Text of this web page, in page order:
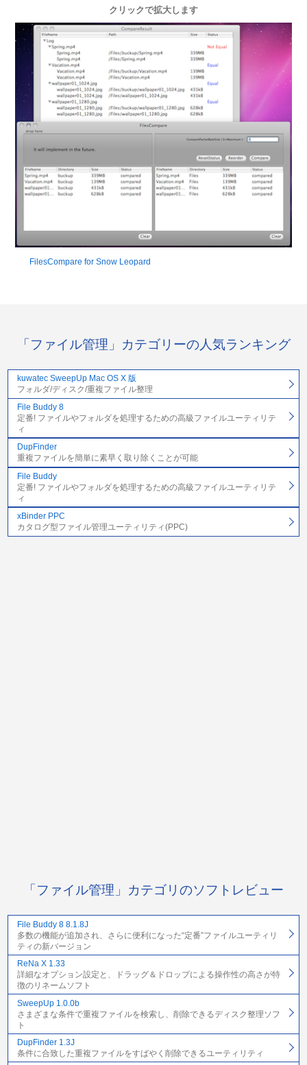
クリックで拡大します
FilesCompare for Snow Leopard
「ファイル管理」カテゴリーの人気ランキング
kuwatec SweepUp Mac OS X 版
フォルダ/ディスク/重複ファイル整理
File Buddy 8
定番! ファイルやフォルダを処理するための高級ファイルユーティリテ
ィ
DupFinder
重複ファイルを簡単に素早く取り除くことが可能
File Buddy
定番! ファイルやフォルダを処理するための高級ファイルユーティリテ
ィ
xBinder PPC
カタログ型ファイル管理ユーティリティ(PPC)
「ファイル管理」カテゴリのソフトレビュー
File Buddy 8 8.1.8J
多数の機能が追加され、さらに便利になった“定番”ファイルユーティリ
ティの新バージョン
ReNa X 1.33
詳細なオプション設定と、ドラッグ＆ドロップによる操作性の高さが特
徴のリネームソフト
SweepUp 1.0.0b
さまざまな条件で重複ファイルを検索し、削除できるディスク整理ソフ
ト
DupFinder 1.3J
条件に合致した重複ファイルをすばやく削除できるユーティリティ